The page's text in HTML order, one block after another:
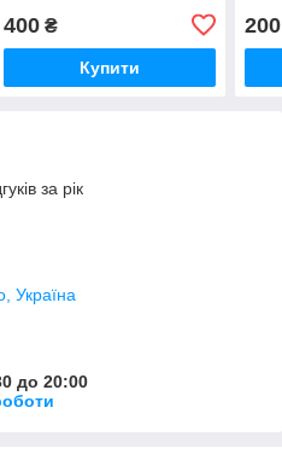
400₴
Купити
200
за рік
Україна
до 20:00